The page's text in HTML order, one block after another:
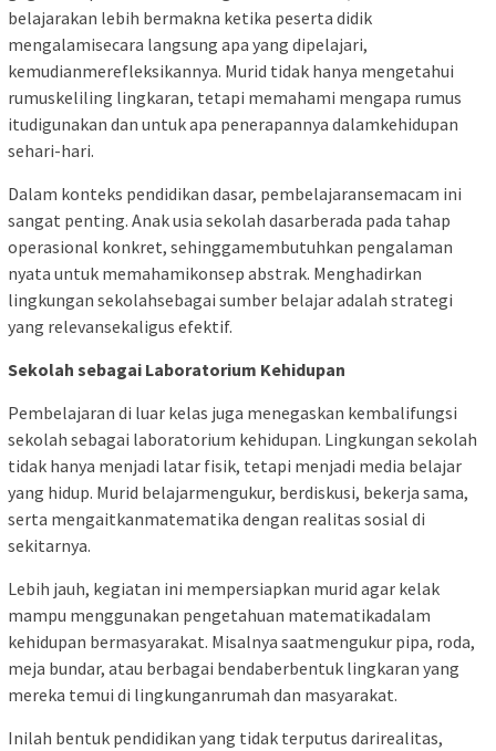
belajarakan lebih bermakna ketika peserta didik
mengalamisecara langsung apa yang dipelajari,
kemudianmerefleksikannya. Murid tidak hanya mengetahui
rumuskeliling lingkaran, tetapi memahami mengapa rumus
itudigunakan dan untuk apa penerapannya dalamkehidupan
sehari-hari.
Dalam konteks pendidikan dasar, pembelajaransemacam ini
sangat penting. Anak usia sekolah dasarberada pada tahap
operasional konkret, sehinggamembutuhkan pengalaman
nyata untuk memahamikonsep abstrak. Menghadirkan
lingkungan sekolahsebagai sumber belajar adalah strategi
yang relevansekaligus efektif.
Sekolah sebagai Laboratorium Kehidupan
Pembelajaran di luar kelas juga menegaskan kembalifungsi
sekolah sebagai laboratorium kehidupan. Lingkungan sekolah
tidak hanya menjadi latar fisik, tetapi menjadi media belajar
yang hidup. Murid belajarmengukur, berdiskusi, bekerja sama,
serta mengaitkanmatematika dengan realitas sosial di
sekitarnya.
Lebih jauh, kegiatan ini mempersiapkan murid agar kelak
mampu menggunakan pengetahuan matematikadalam
kehidupan bermasyarakat. Misalnya saatmengukur pipa, roda,
meja bundar, atau berbagai bendaberbentuk lingkaran yang
mereka temui di lingkunganrumah dan masyarakat.
Inilah bentuk pendidikan yang tidak terputus darirealitas,